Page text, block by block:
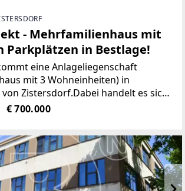
- Mehrfamilienhaus mit
Parkplätzen in Bestlage!
eine Anlageliegenschaft
mit 3 Wohneinheiten) in
Zistersdorf.Dabei handelt es sich
mit ca. 893 m²,
€ 700.000